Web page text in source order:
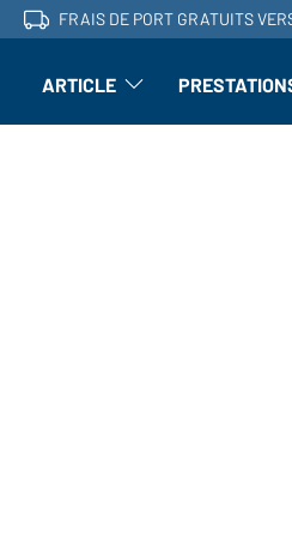
FRAIS DE PORT GRATUITS
ARTICLE l'article : Ouvrir le sous-